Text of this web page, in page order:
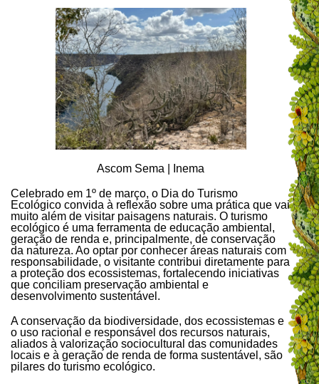
Ascom Sema | Inema
Celebrado em 1º de março, o Dia do Turismo
Ecológico convida à reflexão sobre uma prática que vai
muito além de visitar paisagens naturais. O turismo
ecológico é uma ferramenta de educação ambiental,
geração de renda e, principalmente, de conservação
da natureza. Ao optar por conhecer áreas naturais com
responsabilidade, o visitante contribui diretamente para
a proteção dos ecossistemas, fortalecendo iniciativas
que conciliam preservação ambiental e
desenvolvimento sustentável.
A conservação da biodiversidade, dos ecossistemas e
o uso racional e responsável dos recursos naturais,
aliados à valorização sociocultural das comunidades
locais e à geração de renda de forma sustentável, são
pilares do turismo ecológico.